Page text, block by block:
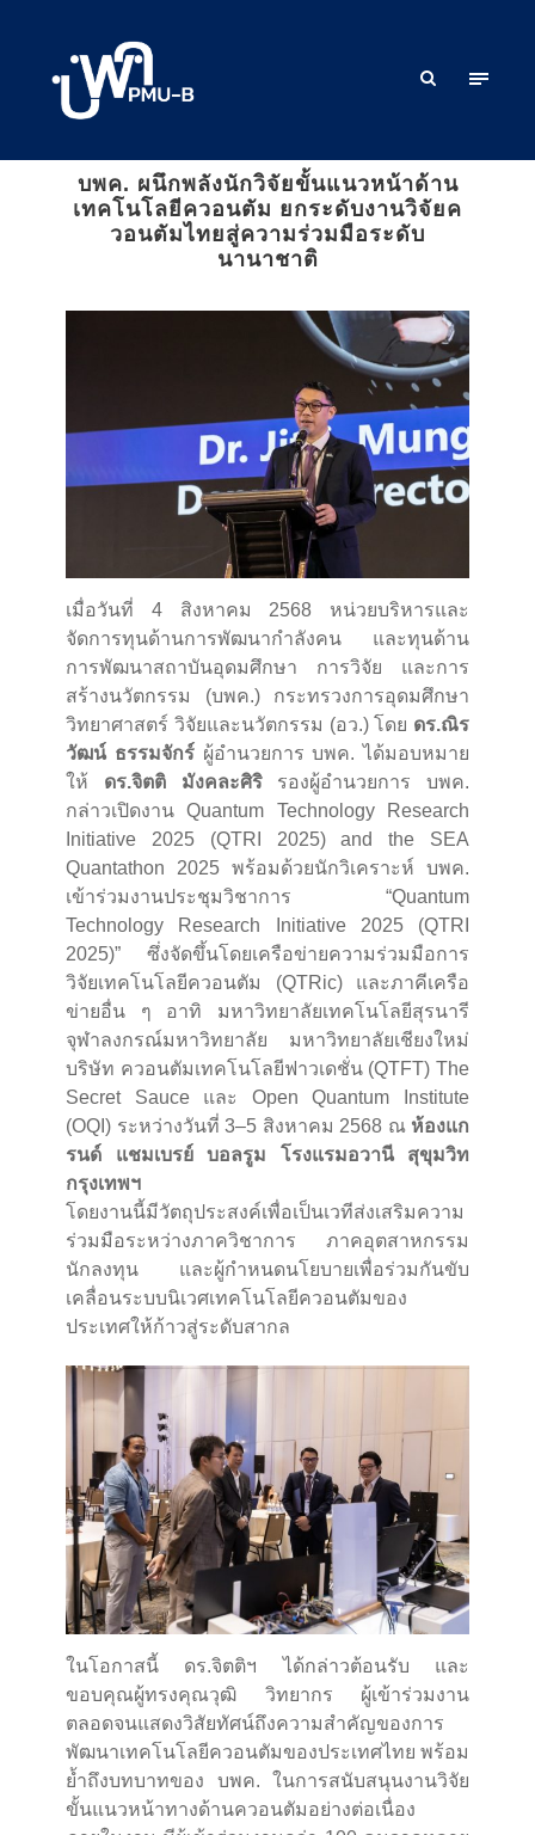
บพค. ผนึกพลังนักวิจัยขั้นแนวหน้าด้าน
เทคโนโลยีควอนตัม ยกระดับงานวิจัยค
วอนตัมไทยสู่ความร่วมมือระดับ
นานาชาติ
เมื่อวันที่ 4 สิงหาคม 2568 หน่วยบริหารและ
จัดการทุนด้านการพัฒนากำลังคน และทุนด้าน
การพัฒนาสถาบันอุดมศึกษา การวิจัย และการ
สร้างนวัตกรรม (บพค.) กระทรวงการอุดมศึกษา
วิทยาศาสตร์ วิจัยและนวัตกรรม (อว.) โดย ดร.ณิร
วัฒน์ ธรรมจักร์ผู้อำนวยการ บพค. ได้มอบหมาย
ให้ ดร.จิตติ มังคละศิริรองผู้อำนวยการ บพค.
กล่าวเปิดงาน Quantum Technology Research
Initiative 2025 (QTRI 2025) and the SEA
Quantathon 2025 พร้อมด้วยนักวิเคราะห์ บพค.
เข้าร่วมงานประชุมวิชาการ “Quantum
Technology Research Initiative 2025 (QTRI
2025)” ซึ่งจัดขึ้นโดยเครือข่ายความร่วมมือการ
วิจัยเทคโนโลยีควอนตัม (QTRic) และภาคีเครือ
ข่ายอื่น ๆ อาทิ มหาวิทยาลัยเทคโนโลยีสุรนารี
จุฬาลงกรณ์มหาวิทยาลัย มหาวิทยาลัยเชียงใหม่
บริษัท ควอนตัมเทคโนโลยีฟาวเดชั่น (QTFT) The
Secret Sauce และ Open Quantum Institute
(OQI) ระหว่างวันที่ 3–5 สิงหาคม 2568 ณ ห้องแก
รนด์ แชมเบรย์ บอลรูม โรงแรมอวานี สุขุมวิท
กรุงเทพฯ
โดยงานนี้มีวัตถุประสงค์เพื่อเป็นเวทีส่งเสริมความ
ร่วมมือระหว่างภาควิชาการ ภาคอุตสาหกรรม
นักลงทุน และผู้กำหนดนโยบายเพื่อร่วมกันขับ
เคลื่อนระบบนิเวศเทคโนโลยีควอนตัมของ
ประเทศให้ก้าวสู่ระดับสากล
ในโอกาสนี้ ดร.จิตติฯ ได้กล่าวต้อนรับ และ
ขอบคุณผู้ทรงคุณวุฒิ วิทยากร ผู้เข้าร่วมงาน
ตลอดจนแสดงวิสัยทัศน์ถึงความสำคัญของการ
พัฒนาเทคโนโลยีควอนตัมของประเทศไทย พร้อม
ย้ำถึงบทบาทของ บพค. ในการสนับสนุนงานวิจัย
ขั้นแนวหน้าทางด้านควอนตัมอย่างต่อเนื่อง